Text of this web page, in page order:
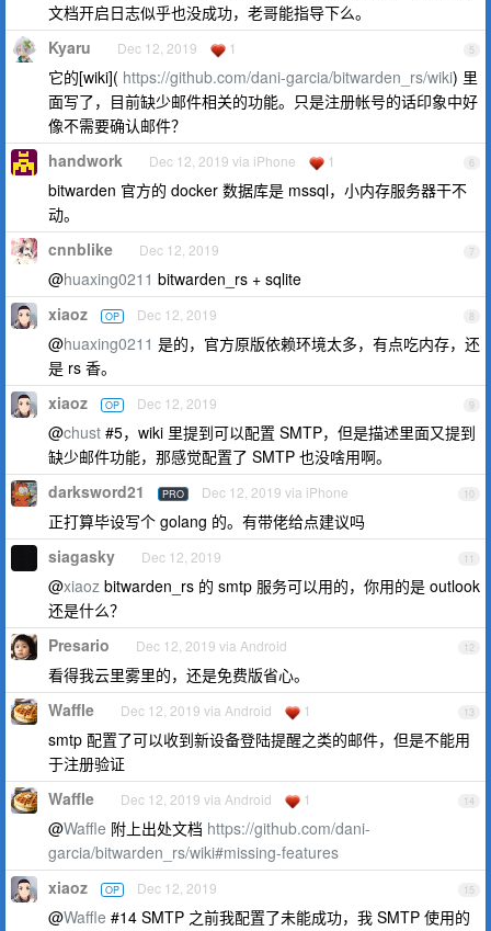
文档开启日志似乎也没成功，老哥能指导下么。
5
Kyaru Dec 12, 2019 1
它的[wiki]( https://github.com/dani-garcia/bitwarden_rs/wiki) 里
面写了，目前缺少邮件相关的功能。只是注册帐号的话印象中好
像不需要确认邮件？
6
handwork Dec 12, 2019 via iPhone 1
bitwarden 官方的 docker 数据库是 mssql，小内存服务器干不
动。
7
cnnblike Dec 12, 2019
@huaxing0211 bitwarden_rs + sqlite
8
xiaoz OP Dec 12, 2019
@huaxing0211 是的，官方原版依赖环境太多，有点吃内存，还
是 rs 香。
9
xiaoz OP Dec 12, 2019
@chust #5，wiki 里提到可以配置 SMTP，但是描述里面又提到
缺少邮件功能，那感觉配置了 SMTP 也没啥用啊。
10
darksword21 PRO Dec 12, 2019 via iPhone
正打算毕设写个 golang 的。有带佬给点建议吗
11
siagasky Dec 12, 2019
@xiaoz bitwarden_rs 的 smtp 服务可以用的，你用的是 outlook
还是什么？
12
Presario Dec 12, 2019 via Android
看得我云里雾里的，还是免费版省心。
13
Waffle Dec 12, 2019 via Android 1
smtp 配置了可以收到新设备登陆提醒之类的邮件，但是不能用
于注册验证
14
Waffle Dec 12, 2019 via Android 1
@Waffle 附上出处文档 https://github.com/dani-
garcia/bitwarden_rs/wiki#missing-features
15
xiaoz OP Dec 12, 2019
@Waffle #14 SMTP 之前我配置了未能成功，我 SMTP 使用的